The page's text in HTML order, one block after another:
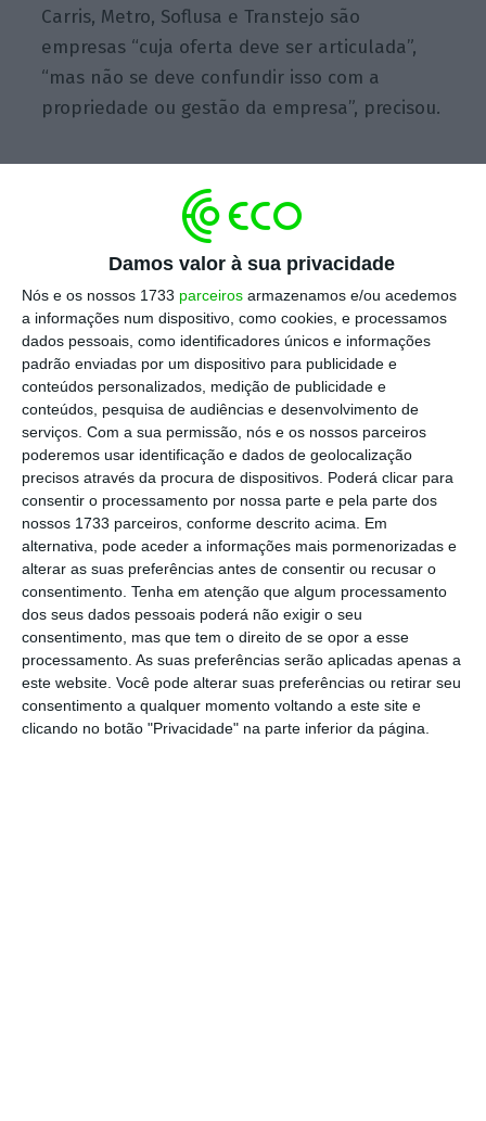
Damos valor à sua privacidade
Nós e os nossos 1733 parceiros armazenamos e/ou acedemos
a informações num dispositivo, como cookies, e processamos
dados pessoais, como identificadores únicos e informações
padrão enviadas por um dispositivo para publicidade e
conteúdos personalizados, medição de publicidade e
conteúdos, pesquisa de audiências e desenvolvimento de
serviços. Com a sua permissão, nós e os nossos parceiros
poderemos usar identificação e dados de geolocalização
precisos através da procura de dispositivos. Poderá clicar para
consentir o processamento por nossa parte e pela parte dos
nossos 1733 parceiros, conforme descrito acima. Em
alternativa, pode aceder a informações mais pormenorizadas e
alterar as suas preferências antes de consentir ou recusar o
consentimento. Tenha em atenção que algum processamento
dos seus dados pessoais poderá não exigir o seu
consentimento, mas que tem o direito de se opor a esse
processamento. As suas preferências serão aplicadas apenas a
este website. Você pode alterar suas preferências ou retirar seu
consentimento a qualquer momento voltando a este site e
clicando no botão "Privacidade" na parte inferior da página.
Carris, Metro, Soflusa e Transtejo são
empresas “cuja oferta deve ser articulada”,
“mas não se deve confundir isso com a
propriedade ou gestão da empresa”, precisou.
Depois da TSU, Carris une PCP à direita
Na conferência de líderes de amanhã, o PCP
vai propor o agendamento da discussão da
apreciação parlamentar. A data exata do
agendamento está depende de outros
pedidos de agendamentos e da negociação
com os restantes líderes parlamentes. O
objetivo do PCP é que depois fazer uma
proposta de alteração e não de cessação de
vigência do diploma. O objetivo?Que a Carris
volte a ser propriedade do Estado, sendo
gerida pelo Governo, e que a STCP termine o
contrato de gestão com a Área Metropolitana
do Porto, voltando a gestão ao Estado.
Confrontado pelo ECO se a posição do PCP não